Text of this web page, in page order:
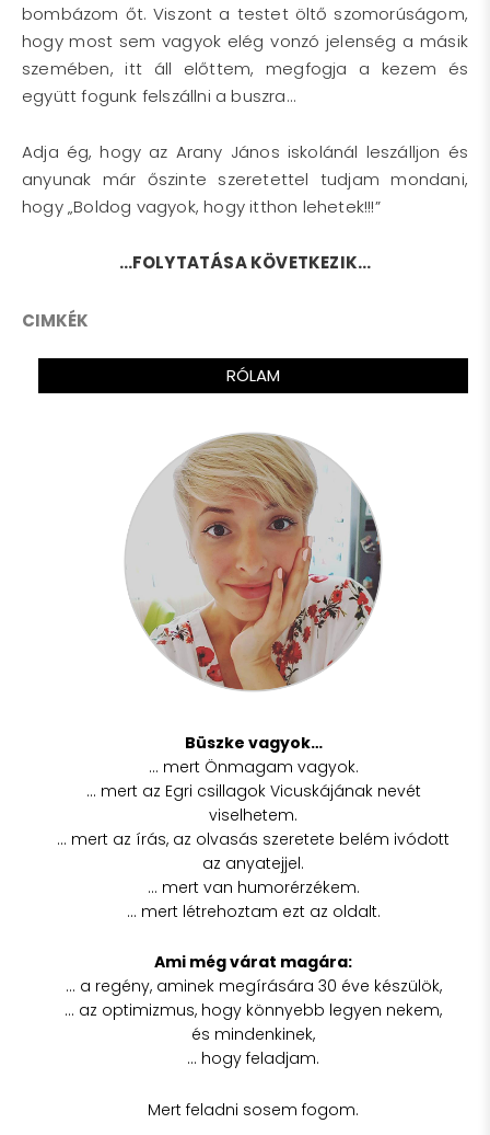
bombázom őt. Viszont a testet öltő szomorúságom,
hogy most sem vagyok elég vonzó jelenség a másik
szemében, itt áll előttem, megfogja a kezem és
együtt fogunk felszállni a buszra…
Adja ég, hogy az Arany János iskolánál leszálljon és
anyunak már őszinte szeretettel tudjam mondani,
hogy „Boldog vagyok, hogy itthon lehetek!!!”
…FOLYTATÁSA KÖVETKEZIK…
CIMKÉK
RÓLAM
Büszke vagyok…
… mert Önmagam vagyok.
… mert az Egri csillagok Vicuskájának nevét
viselhetem.
… mert az írás, az olvasás szeretete belém ivódott
az anyatejjel.
… mert van humorérzékem.
… mert létrehoztam ezt az oldalt.
Ami még várat magára:
… a regény, aminek megírására 30 éve készülök,
… az optimizmus, hogy könnyebb legyen nekem,
és mindenkinek,
… hogy feladjam.
Mert feladni sosem fogom.